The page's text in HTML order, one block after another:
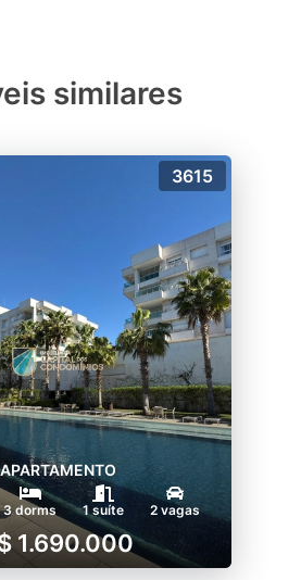
similares
3615
APARTAMENTO
3 dorms 1 suíte 2 vagas
1.690.000